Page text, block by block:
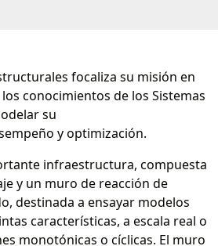
focaliza su misión en
conocimientos de los Sistemas
su
y optimización.
infraestructura, compuesta
y un muro de reacción de
destinada a ensayar modelos
características, a escala real o
monotónicas o cíclicas. El muro